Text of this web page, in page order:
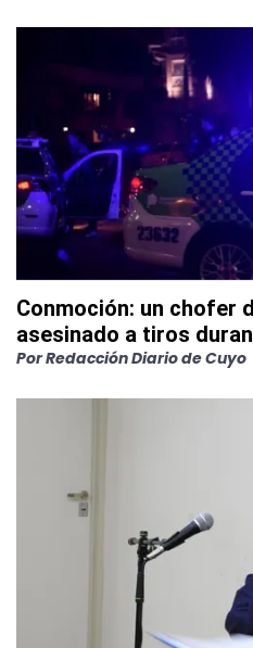
Conmoción: un chofer
asesinado a tiros
PorRedacción Diario de Cuyo